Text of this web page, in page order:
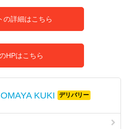
の詳細はこちら
HPはこちら
KUKI デリバリー